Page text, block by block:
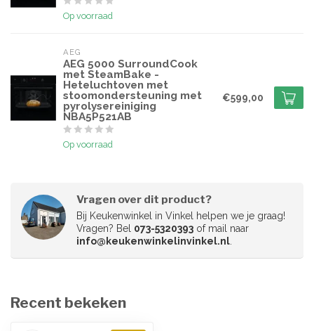
Op voorraad
AEG
AEG 5000 SurroundCook
met SteamBake -
Heteluchtoven met
stoomondersteuning met
pyrolysereiniging
NBA5P521AB
Op voorraad
€599,00
Vragen over dit product?
Bij Keukenwinkel in Vinkel helpen we je graag!
Vragen? Bel 073-5320393 of mail naar
info@keukenwinkelinvinkel.nl.
Recent bekeken